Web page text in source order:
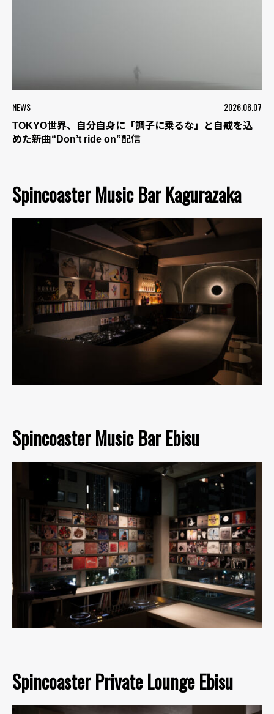
NEWS 2026.08.07
TOKYO世界、自分自身に「調子に乗るな」と自戒を込
めた新曲“Don’t ride on”配信
Spincoaster Music Bar Kagurazaka
Spincoaster Music Bar Ebisu
Spincoaster Private Lounge Ebisu